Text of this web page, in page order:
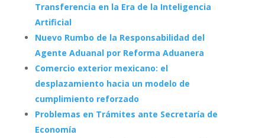
Transferencia en la Era de la Inteligencia
Artificial
Nuevo Rumbo de la Responsabilidad del
Agente Aduanal por Reforma Aduanera
Comercio exterior mexicano: el
desplazamiento hacia un modelo de
cumplimiento reforzado
Problemas en Trámites ante Secretaría de
Economía